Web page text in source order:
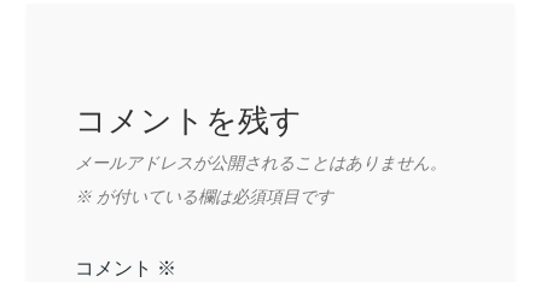
コメントを残す
メールアドレスが公開されることはありません。
※ が付いている欄は必須項目です
コメント ※